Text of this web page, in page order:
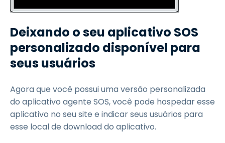
Deixando o seu aplicativo SOS
personalizado disponível para
seus usuários
Agora que você possui uma versão personalizada
do aplicativo agente SOS, você pode hospedar esse
aplicativo no seu site e indicar seus usuários para
esse local de download do aplicativo.